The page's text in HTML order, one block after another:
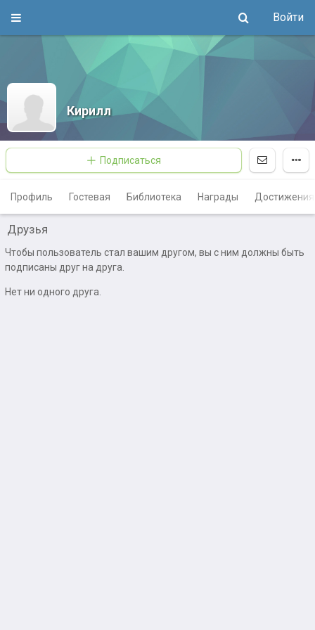
Войти
Кирилл
Подписаться
Профиль Гостевая Библиотека Награды Достижения
Друзья
Чтобы пользователь стал вашим другом, вы с ним должны быть
подписаны друг на друга.
Нет ни одного друга.